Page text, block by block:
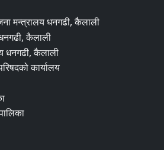
मन्त्रालय धनगढी, कैलाली
कैलाली
धनगढी, कैलाली
कार्यालय